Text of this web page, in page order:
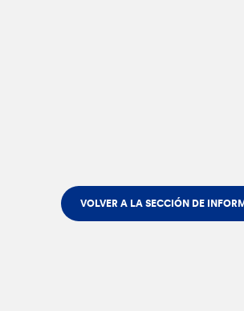
VOLVER A LA SECCIÓN DE